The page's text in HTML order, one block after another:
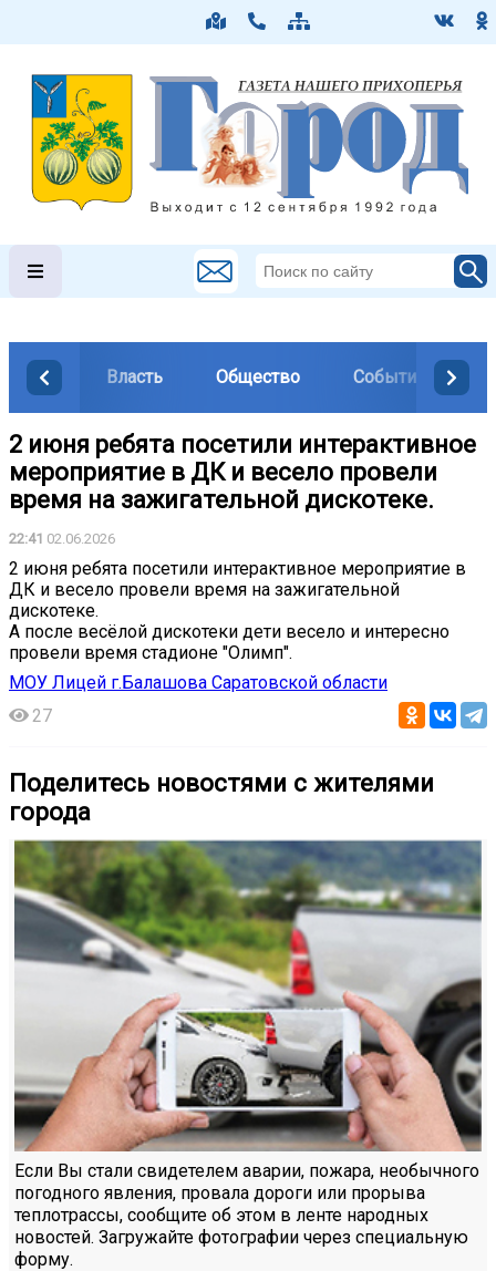
Власть Общество События
2 июня ребята посетили интерактивное
мероприятие в ДК и весело провели
время на зажигательной дискотеке.
22:41 02.06.2026
2 июня ребята посетили интерактивное мероприятие в
ДК и весело провели время на зажигательной
дискотеке.
А после весёлой дискотеки дети весело и интересно
провели время стадионе "Олимп".
МОУ Лицей г.Балашова Саратовской области
27
Поделитесь новостями с жителями
города
Если Вы стали свидетелем аварии, пожара, необычного
погодного явления, провала дороги или прорыва
теплотрассы, сообщите об этом в ленте народных
новостей. Загружайте фотографии через специальную
форму.